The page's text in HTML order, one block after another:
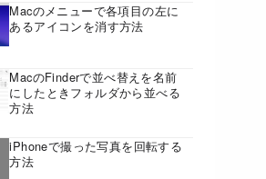
Macのメニューで各項目の左に
あるアイコンを消す方法
MacのFinderで並べ替えを名前
にしたときフォルダから並べる
方法
iPhoneで撮った写真を回転する
方法